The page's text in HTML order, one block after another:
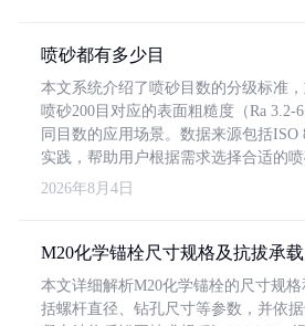
喷砂都有多少目
本文系统介绍了喷砂目数的分级标准
喷砂200目对应的表面粗糙度（Ra 3.2-
同目数的应用场景。数据来源包括ISO
实践，帮助用户根据需求选择合适的喷
2026年8月4日
M20化学锚栓尺寸规格及抗拔承
本文详细解析M20化学锚栓的尺寸规
括螺杆直径、钻孔尺寸等参数，并依